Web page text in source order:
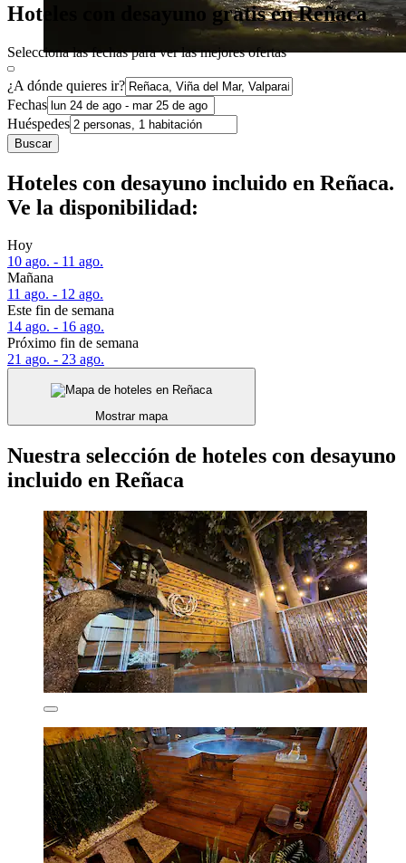
Hoteles con desayuno gratis en Reñaca
Selecciona las fechas para ver las mejores ofertas
¿A dónde quieres ir?
Fechas
Huéspedes
Buscar
Hoteles con desayuno incluido en Reñaca.
Ve la disponibilidad:
Hoy
10 ago. - 11 ago.
Mañana
11 ago. - 12 ago.
Este fin de semana
14 ago. - 16 ago.
Próximo fin de semana
21 ago. - 23 ago.
Mostrar mapa
Nuestra selección de hoteles con desayuno
incluido en Reñaca